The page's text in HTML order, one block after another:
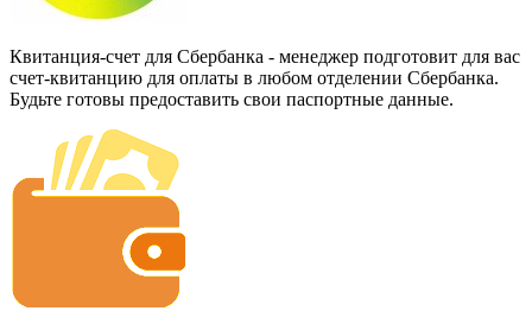
Квитанция-счет для Сбербанка - менеджер подготовит для вас
счет-квитанцию для оплаты в любом отделении Сбербанка.
Будьте готовы предоставить свои паспортные данные.